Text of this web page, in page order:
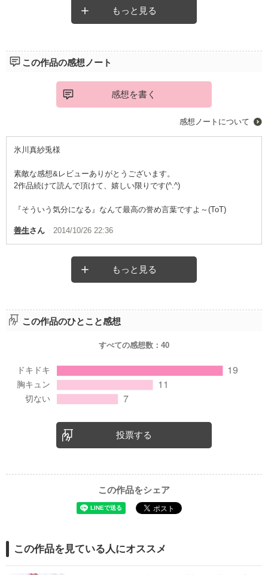
もっと見る
この作品の感想ノート
感想を書く
感想ノートについて
氷川真紗兎様
素敵な感想&レビューありがとうございます。
2作品続けて読んで頂けて、嬉しい限りです(^.^)
『そういう気分になる』なんて最高の誉め言葉ですよ～(ToT)
善生さん 2014/10/26 22:36
もっと見る
この作品のひとこと感想
すべての感想数： 40
投票する
この作品をシェア
この作品を見ている人にオススメ